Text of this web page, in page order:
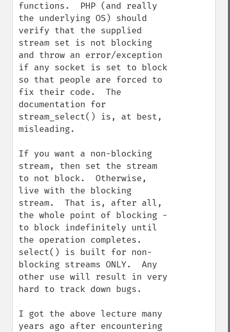
functions.  PHP (and really
the underlying OS) should
verify that the supplied
stream set is not blocking
and throw an error/exception
if any socket is set to block
so that people are forced to
fix their code.  The
documentation for
stream_select() is, at best,
misleading.
If you want a non-blocking
stream, then set the stream
to not block.  Otherwise,
live with the blocking
stream.  That is, after all,
the whole point of blocking -
to block indefinitely until
the operation completes.
select() is built for non-
blocking streams ONLY.  Any
other use will result in very
hard to track down bugs.
I got the above lecture many
years ago after encountering